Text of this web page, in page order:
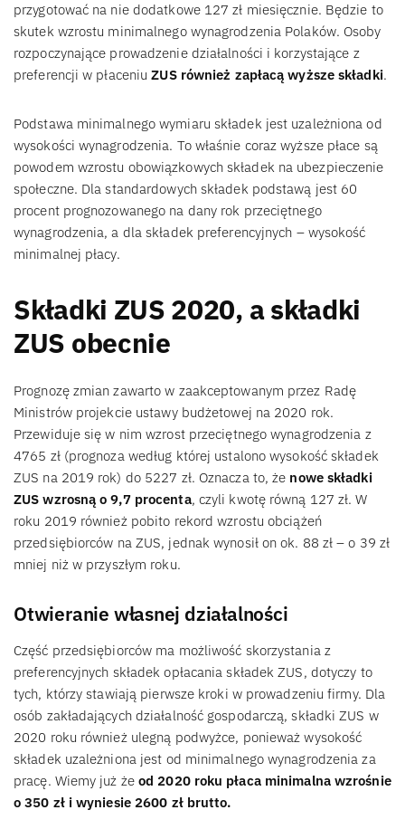
przygotować na nie dodatkowe 127 zł miesięcznie. Będzie to
skutek wzrostu minimalnego wynagrodzenia Polaków. Osoby
rozpoczynające prowadzenie działalności i korzystające z
preferencji w płaceniu ZUS również zapłacą wyższe składki.
Podstawa minimalnego wymiaru składek jest uzależniona od
wysokości wynagrodzenia. To właśnie coraz wyższe płace są
powodem wzrostu obowiązkowych składek na ubezpieczenie
społeczne. Dla standardowych składek podstawą jest 60
procent prognozowanego na dany rok przeciętnego
wynagrodzenia, a dla składek preferencyjnych – wysokość
minimalnej płacy.
Składki ZUS 2020, a składki
ZUS obecnie
Prognozę zmian zawarto w zaakceptowanym przez Radę
Ministrów projekcie ustawy budżetowej na 2020 rok.
Przewiduje się w nim wzrost przeciętnego wynagrodzenia z
4765 zł (prognoza według której ustalono wysokość składek
ZUS na 2019 rok) do 5227 zł. Oznacza to, że nowe składki
ZUS wzrosną o 9,7 procenta, czyli kwotę równą 127 zł. W
roku 2019 również pobito rekord wzrostu obciążeń
przedsiębiorców na ZUS, jednak wynosił on ok. 88 zł – o 39 zł
mniej niż w przyszłym roku.
Otwieranie własnej działalności
Część przedsiębiorców ma możliwość skorzystania z
preferencyjnych składek opłacania składek ZUS, dotyczy to
tych, którzy stawiają pierwsze kroki w prowadzeniu firmy. Dla
osób zakładających działalność gospodarczą, składki ZUS w
2020 roku również ulegną podwyżce, ponieważ wysokość
składek uzależniona jest od minimalnego wynagrodzenia za
pracę. Wiemy już że od 2020 roku płaca minimalna wzrośnie
o 350 zł i wyniesie 2600 zł brutto.